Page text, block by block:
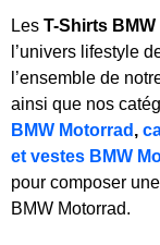
Les T-Shirts BMW
l’univers lifestyle
l’ensemble de
ainsi que nos
BMW Motorrad ,
et vestes BMW
pour composer
BMW Motorrad.